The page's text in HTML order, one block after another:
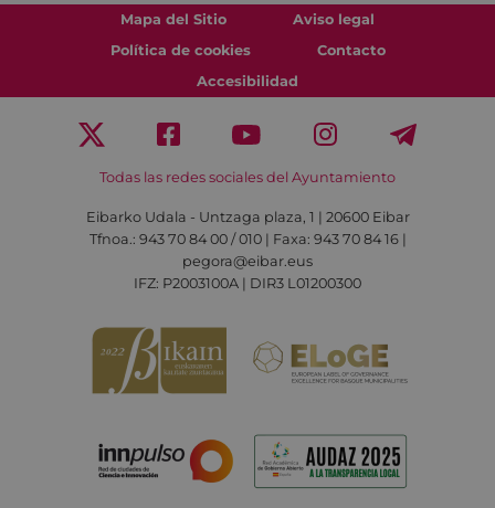
Mapa del Sitio
Aviso legal
Política de cookies
Contacto
Accesibilidad
Todas las redes sociales del Ayuntamiento
Eibarko Udala - Untzaga plaza, 1 | 20600 Eibar
Tfnoa.: 943 70 84 00 / 010 | Faxa: 943 70 84 16 |
pegora@eibar.eus
IFZ: P2003100A | DIR3 L01200300